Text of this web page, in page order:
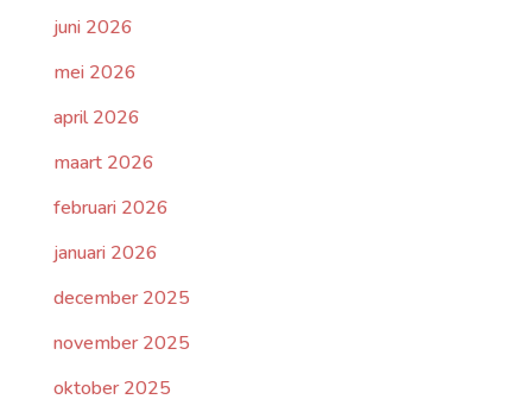
juni 2026
mei 2026
april 2026
maart 2026
februari 2026
januari 2026
december 2025
november 2025
oktober 2025